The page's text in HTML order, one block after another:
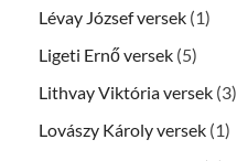
Lévay József versek (1)
Ligeti Ernő versek (5)
Lithvay Viktória versek (3)
Lovászy Károly versek (1)